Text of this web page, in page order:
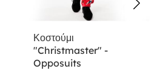
Κοστούμι
"Christmaster" -
Opposuits